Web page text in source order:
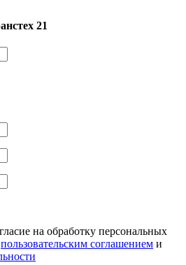
21
на обработку персональных
пользовательским соглашением и